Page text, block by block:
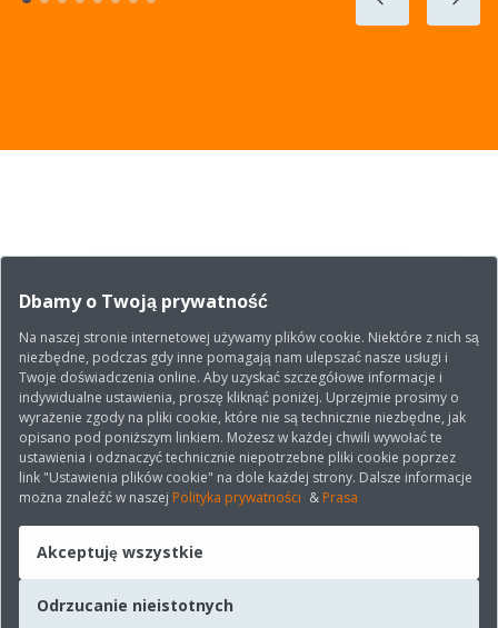
Dbamy o Twoją prywatność
Na naszej stronie internetowej używamy plików cookie. Niektóre z nich są
niezbędne, podczas gdy inne pomagają nam ulepszać nasze usługi i
Twoje doświadczenia online. Aby uzyskać szczegółowe informacje i
indywidualne ustawienia, proszę kliknąć poniżej. Uprzejmie prosimy o
wyrażenie zgody na pliki cookie, które nie są technicznie niezbędne, jak
opisano pod poniższym linkiem. Możesz w każdej chwili wywołać te
ustawienia i odznaczyć technicznie niepotrzebne pliki cookie poprzez
link "Ustawienia plików cookie" na dole każdej strony. Dalsze informacje
można znaleźć w naszej Polityka prywatności & Prasa
Akceptuję wszystkie
Odrzucanie nieistotnych